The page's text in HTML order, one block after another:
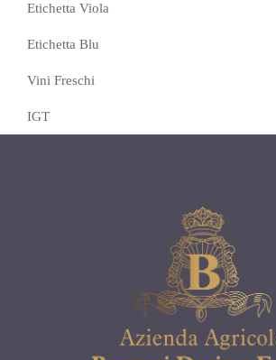
Etichetta Viola
Etichetta Blu
Vini Freschi
IGT